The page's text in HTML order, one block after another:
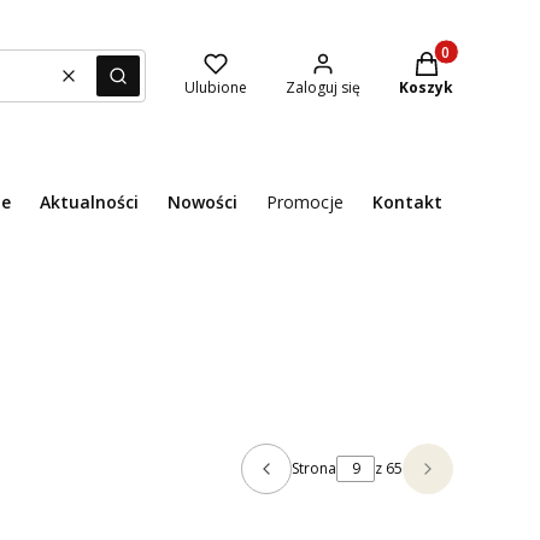
WyczyśćSzukaj Ulubione Zaloguj się
Produkty w
Koszyk
Aktualności Nowości Promocje Kontakt
Poprzednie produkty
Strona z 65 Następne